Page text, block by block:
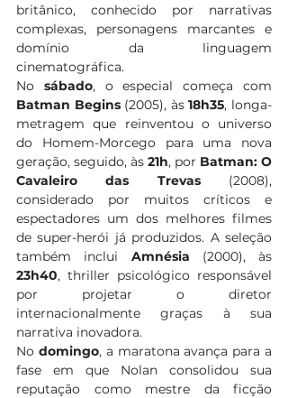
britânico, conhecido por narrativas
complexas, personagens marcantes e
domínio da linguagem
cinematográfica.
No sábado
Batman Begins (2005), às 18h35, longa-
metragem que reinventou o universo
do Homem-Morcego para uma nova
geração, seguido, às 21h, por Batman: O
Cavaleiro das Trevas (2008),
considerado por muitos críticos e
espectadores um dos melhores filmes
de super-herói já produzidos. A seleção
também inclui Amnésia
23h40, thriller psicológico responsável
por projetar o diretor
internacionalmente graças à sua
narrativa inovadora.
No domingo, a maratona avança para a
fase em que Nolan consolidou sua
reputação como mestre da ficção